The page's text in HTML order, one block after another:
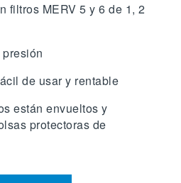
filtros MERV 5 y 6 de 1, 2
de usar y rentable
están envueltos y
protectoras de